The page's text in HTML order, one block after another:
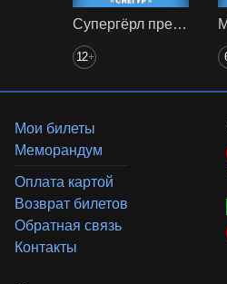
Супергёрл предс. обсл. Снегур
12+
Мои билеты
Меморандум
Оплата картой
Возврат билетов
Обратная связь
Контакты